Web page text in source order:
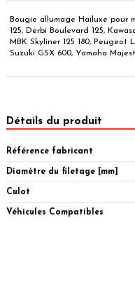
Bougie allumage Hailuxe pour
125, Derbi Boulevard 125,
MBK Skyliner 125 180, Peugeot
Suzuki GSX 600, Yamaha
Détails du produit
Référence fabricant
Diamètre du filetage [mm]
Culot
Véhicules Compatibles